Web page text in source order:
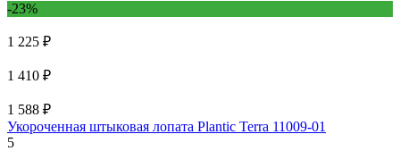
-23%
1 225 ₽
1 410 ₽
1 588 ₽
Укороченная штыковая лопата Plantic Terra 11009-01
5